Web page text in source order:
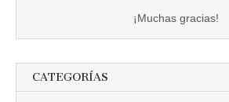
¡Muchas gracias!
CATEGORÍAS